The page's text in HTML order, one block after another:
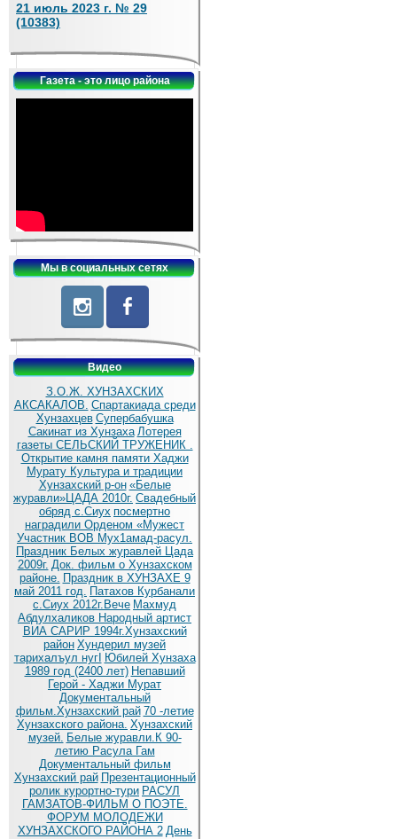
21 июль 2023 г. № 29
(10383)
Газета - это лицо района
Мы в социальных сетях
Видео
З.О.Ж. ХУНЗАХСКИХ
АКСАКАЛОВ. Спартакиада среди
Хунзахцев Супербабушка
Сакинат из Хунзаха Лотерея
газеты СЕЛЬСКИЙ ТРУЖЕНИК .
Открытие камня памяти Хаджи
Мурату Культура и традиции
Хунзахский р-он «Белые
журавли»ЦАДА 2010г. Cвадебный
обряд c.Сиух посмертно
наградили Орденом «Мужест
Участник ВОВ Мух1амад-расул.
Праздник Белых журавлей Цада
2009г. Док. фильм о Хунзахском
районе. Праздник в ХУНЗАХЕ 9
май 2011 год. Патахов Курбанали
с.Сиух 2012г.Вече Махмуд
Абдулхаликов Народный артист
ВИА САРИР 1994г.Хунзахский
район Хундерил музей
тарихалъул нугI Юбилей Хунзаха
1989 год (2400 лет) Непавший
Герой - Хаджи Мурат
Документальный
фильм.Хунзахский рай 70 -летие
Хунзахского района. Хунзахский
музей. Белые журавли.К 90-
летию Расула Гам
Документальный фильм
Хунзахский рай Презентационный
ролик курортно-тури РАСУЛ
ГАМЗАТОВ-ФИЛЬМ О ПОЭТЕ.
ФОРУМ МОЛОДЕЖИ
ХУНЗАХСКОГО РАЙОНА 2 День